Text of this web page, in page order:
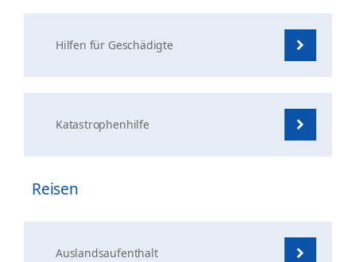
Hilfen für Geschädigte
Katastrophenhilfe
Reisen
Auslandsaufenthalt